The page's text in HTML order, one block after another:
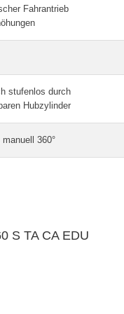
Fahrantrieb
stufenlos durch
Hubzylinder
360°
S TA CA EDU